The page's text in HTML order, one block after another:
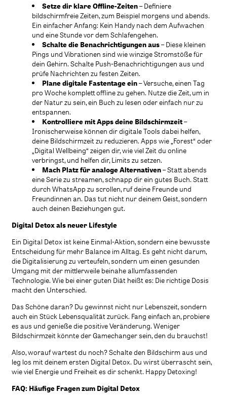
Setze dir klare Offline-Zeiten– Definiere
bildschirmfreie Zeiten, zum Beispiel morgens und abends.
Ein einfacher Anfang: Kein Handy nach dem Aufwachen
und eine Stunde vor dem Schlafengehen.
Schalte die Benachrichtigungen aus– Diese kleinen
Pings und Vibrationen sind wie winzige Stromstöße für
dein Gehirn. Schalte Push-Benachrichtigungen aus und
prüfe Nachrichten zu festen Zeiten.
Plane digitale Fastentage ein– Versuche, einen Tag
pro Woche komplett offline zu gehen. Nutze die Zeit, um in
der Natur zu sein, ein Buch zu lesen oder einfach nur zu
entspannen.
Kontrolliere mit Apps deine Bildschirmzeit–
Ironischerweise können dir digitale Tools dabei helfen,
deine Bildschirmzeit zu reduzieren. Apps wie „Forest“ oder
„Digital Wellbeing“ zeigen dir, wie viel Zeit du online
verbringst, und helfen dir, Limits zu setzen.
Mach Platz für analoge Alternativen– Statt abends
eine Serie zu streamen, schnapp dir ein gutes Buch. Statt
durch WhatsApp zu scrollen, ruf deine Freunde und
Freundinnen an. Das tut nicht nur deinem Geist, sondern
auch deinen Beziehungen gut.
Digital Detox als neuer Lifestyle
Ein Digital Detox ist keine Einmal-Aktion, sondern eine bewusste
Entscheidung für mehr Balance im Alltag. Es geht nicht darum,
die Digitalisierung zu verteufeln, sondern um einen gesunden
Umgang mit der mittlerweile beinahe allumfassenden
Technologie. Wie bei einer guten Diät heißt es: Die richtige Dosis
macht den Unterschied.
Das Schöne daran? Du gewinnst nicht nur Lebenszeit, sondern
auch ein Stück Lebensqualität zurück. Fang einfach an, probiere
es aus und genieße die positive Veränderung. Weniger
Bildschirmzeit könnte der Gamechanger sein, den du brauchst!
Also, worauf wartest du noch? Schalte den Bildschirm aus und
leg los mit deinem ersten Digital Detox. Du wirst überrascht sein,
wie viel Energie und Freiheit es dir schenkt. Happy Detoxing!
FAQ: Häufige Fragen zum Digital Detox